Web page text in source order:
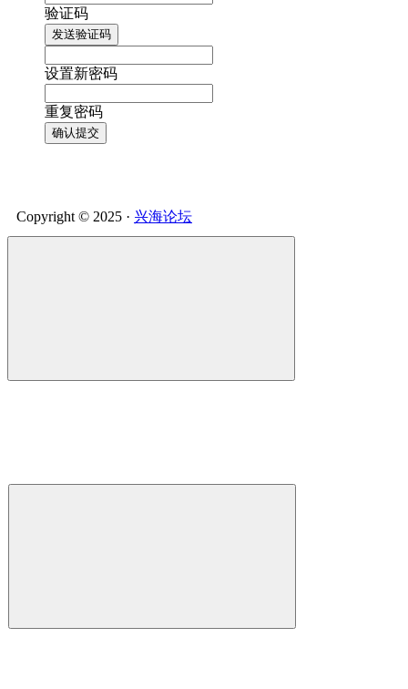
验证码
发送验证码
设置新密码
重复密码
确认提交
Copyright © 2025 · 兴海论坛